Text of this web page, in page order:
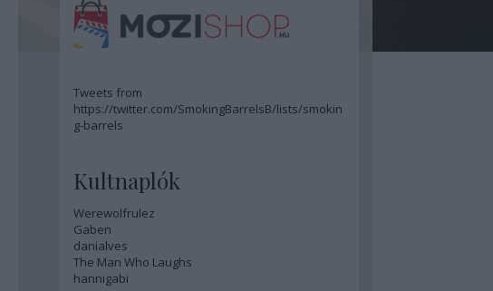
Tweets from
https://twitter.com/SmokingBarrelsB/lists/smokin
g-barrels
Kultnaplók
Werewolfrulez
Gaben
danialves
The Man Who Laughs
hannigabi